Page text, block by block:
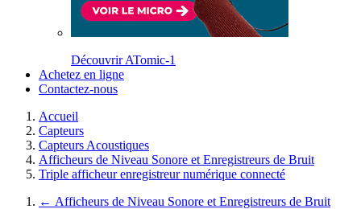
Découvrir ATomic-1
Achetez en ligne
Contactez-nous
Accueil
Capteurs
Capteurs Acoustiques
Afficheurs de Niveau Sonore et Enregistreurs de Bruit
Triple afficheur enregistreur numérique connecté
← Afficheurs de Niveau Sonore et Enregistreurs de Bruit